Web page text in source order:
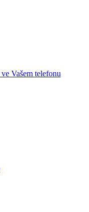
Vašem telefonu